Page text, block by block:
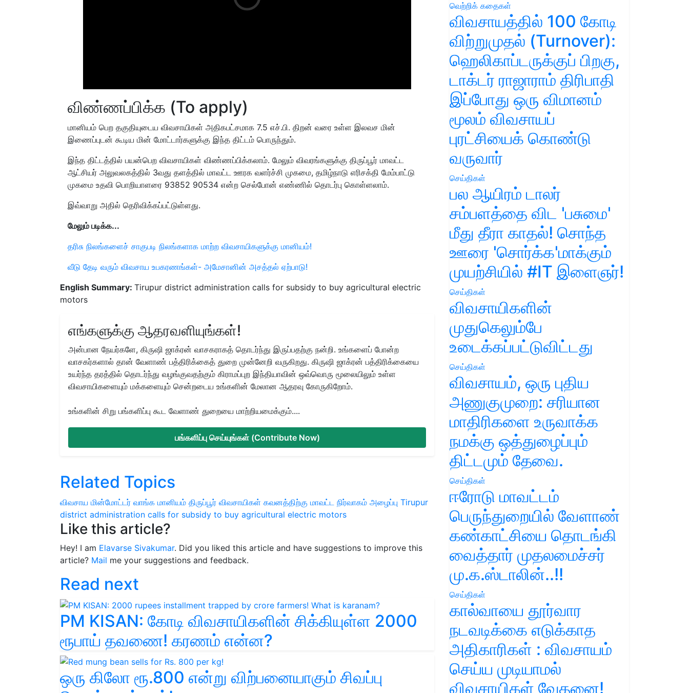
விண்ணப்பிக்க (To apply)
மானியம் பெற தகுதியுடைய விவசாயிகள் அதிகபட்சமாக 7.5 எச்.பி. திறன் வரை உள்ள இலவச மின்
இணைப்புடன் கூடிய மின் மோட்டார்களுக்கு இந்த திட்டம் பொருந்தும்.
இந்த திட்டத்தில் பயன்பெற விவசாயிகள் விண்ணப்பிக்கலாம். மேலும் விவரங்களுக்கு திருப்பூர் மாவட்ட
ஆட்சியர் அலுவலகத்தில் 3வது தளத்தில் மாவட்ட ஊரக வளர்ச்சி முகமை, தமிழ்நாடு எரிசக்தி மேம்பாட்டு
முகமை உதவி பொறியாளரை 93852 90534 என்ற செல்போன் எண்ணில் தொடர்பு கொள்ளலாம்.
இவ்வாறு அதில் தெரிவிக்கப்பட்டுள்ளது.
மேலும் படிக்க...
தரிசு நிலங்களைச் சாகுபடி நிலங்களாக மாற்ற விவசாயிகளுக்கு மானியம்!
வீடு தேடி வரும் விவசாய உபகரணங்கள்- அமேசானின் அசத்தல் ஏற்பாடு!
English Summary: Tirupur district administration calls for subsidy to buy agricultural electric
motors
எங்களுக்கு ஆதரவளியுங்கள்!
அன்பான நேயர்களே, கிருஷி ஜாக்ரன் வாசகராகத் தொடர்ந்து இருப்பதற்கு நன்றி. உங்களைப் போன்ற
வாசகர்களால் தான் வேளாண் பத்திரிக்கைத் துறை முன்னேறி வருகிறது. கிருஷி ஜாக்ரன் பத்திரிக்கையை
உயர்ந்த தரத்தில் தொடர்ந்து வழங்குவதற்கும் கிராமப்புற இந்தியாவின் ஒவ்வொரு மூலையிலும் உள்ள
விவசாயிகளையும் மக்களையும் சென்றடைய உங்களின் மேலான ஆதரவு கோருகிறோம்.
உங்களின் சிறு பங்களிப்பு கூட வேளாண் துறையை மாற்றியமைக்கும்....
பங்களிப்பு செய்யுங்கள் (Contribute Now)
Related Topics
விவசாய மின்மோட்டர் வாங்க மானியம் திருப்பூர் விவசாயிகள் கவனத்திற்கு மாவட்ட நிர்வாகம் அழைப்பு Tirupur
district administration calls for subsidy to buy agricultural electric motors
Like this article?
Hey! I am Elavarse Sivakumar. Did you liked this article and have suggestions to improve this
article? Mail me your suggestions and feedback.
Read next
PM KISAN: கோடி விவசாயிகளின் சிக்கியுள்ள 2000
ரூபாய் தவணை! கரணம் என்ன?
ஒரு கிலோ ரூ.800 என்று விற்பனையாகும் சிவப்பு
வெற்றிக் கதைகள்
விவசாயத்தில் 100 கோடி
விற்றுமுதல் (Turnover):
ஹெலிகாப்டருக்குப் பிறகு,
டாக்டர் ராஜாராம் திரிபாதி
இப்போது ஒரு விமானம்
மூலம் விவசாயப்
புரட்சியைக் கொண்டு
வருவார்
செய்திகள்
பல ஆயிரம் டாலர்
சம்பளத்தை விட 'பசுமை'
மீது தீரா காதல்! சொந்த
ஊரை 'சொர்க்க'மாக்கும்
முயற்சியில் #IT இளைஞர்!
செய்திகள்
விவசாயிகளின்
முதுகெலும்பே
உடைக்கப்பட்டுவிட்டது
செய்திகள்
விவசாயம், ஒரு புதிய
அணுகுமுறை: சரியான
மாதிரிகளை உருவாக்க
நமக்கு ஒத்துழைப்பும்
திட்டமும் தேவை.
செய்திகள்
ஈரோடு மாவட்டம்
பெருந்துறையில் வேளாண்
கண்காட்சியை தொடங்கி
வைத்தார் முதலமைச்சர்
மு.க.ஸ்டாலின்..!!
செய்திகள்
கால்வாயை தூர்வார
நடவடிக்கை எடுக்காத
அதிகாரிகள் : விவசாயம்
செய்ய முடியாமல்
விவசாயிகள் வேதனை!